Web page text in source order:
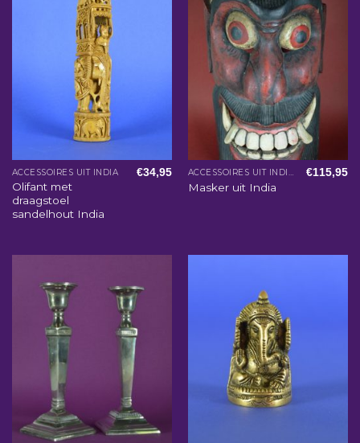
ACCESSOIRES UIT INDIA
Olifant met
draagstoel
sandelhout India
€34,95 ACCESSOIRES UIT INDIA
Masker uit India
€115,95